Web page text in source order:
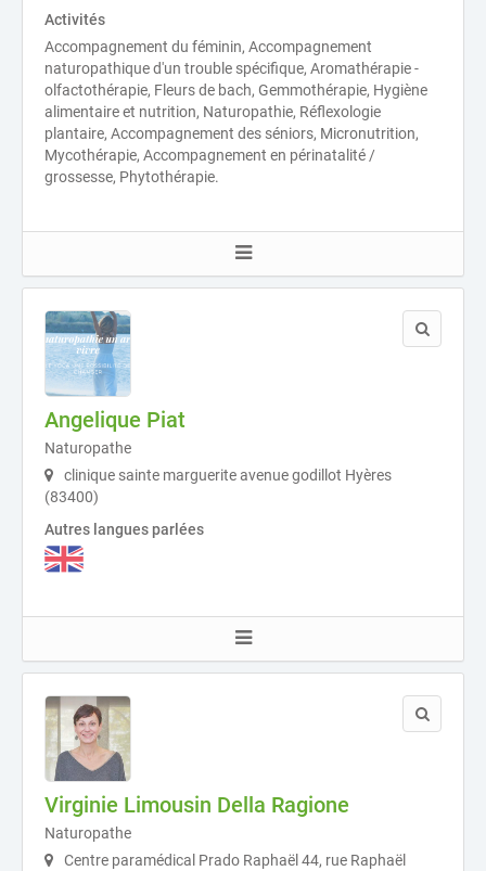
Activités
Accompagnement du féminin, Accompagnement
naturopathique d'un trouble spécifique, Aromathérapie -
olfactothérapie, Fleurs de bach, Gemmothérapie, Hygiène
alimentaire et nutrition, Naturopathie, Réflexologie
plantaire, Accompagnement des séniors, Micronutrition,
Mycothérapie, Accompagnement en périnatalité /
grossesse, Phytothérapie.
Angelique Piat
Naturopathe
clinique sainte marguerite avenue godillot Hyères
(83400)
Autres langues parlées
Virginie Limousin Della Ragione
Naturopathe
Centre paramédical Prado Raphaël 44, rue Raphaël